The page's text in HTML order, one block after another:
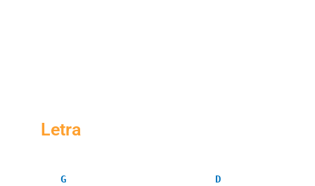
Letra
G D